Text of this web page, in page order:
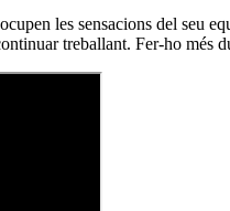
les sensacions del seu
treballant. Fer-ho